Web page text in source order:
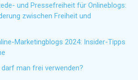
und Pressefreiheit für Onlineblogs:
zwischen Freiheit und
Marketingblogs 2024: Insider-Tipps
darf man frei verwenden?